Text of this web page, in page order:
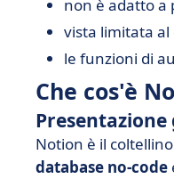
non è adatto a
vista limitata al
le funzioni di
Che cos'è
Notion è il
database no-code